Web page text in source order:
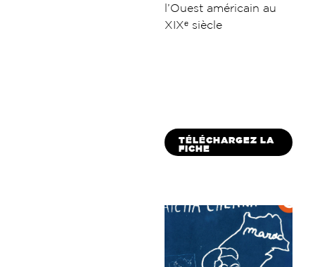
l’Ouest américain au
XIXᵉ siècle
TÉLÉCHARGEZ LA
FICHE